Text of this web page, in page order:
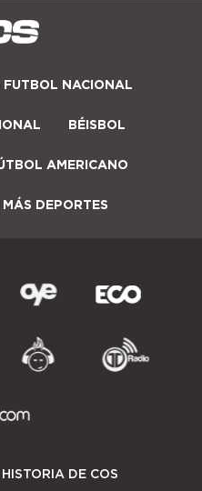
FUTBOL NACIONAL
BÉISBOL
AMERICANO
MÁS DEPORTES
HISTORIA DE COS